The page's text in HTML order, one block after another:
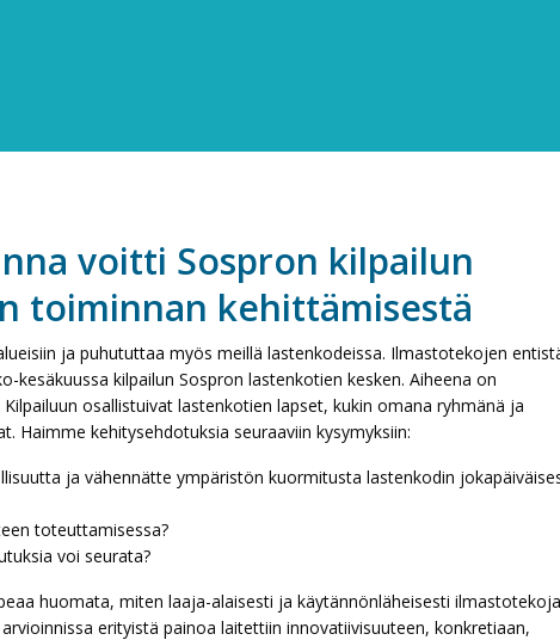
voitti Sospron kilpailun
toiminnan kehittämisestä
ja puhututtaa myös meillä lastenkodeissa. Ilmastotekojen
kilpailun Sospron lastenkotien kesken. Aiheena on
osallistuivat lastenkotien lapset, kukin omana ryhmänä ja
Haimme kehitysehdotuksia seuraaviin kysymyksiin:
ja vähennätte ympäristön kuormitusta lastenkodin
toteuttamisessa?
voi seurata?
huomata, miten laaja-alaisesti ja käytännönläheisesti
erityistä painoa laitettiin innovatiivisuuteen, konkretiaan,